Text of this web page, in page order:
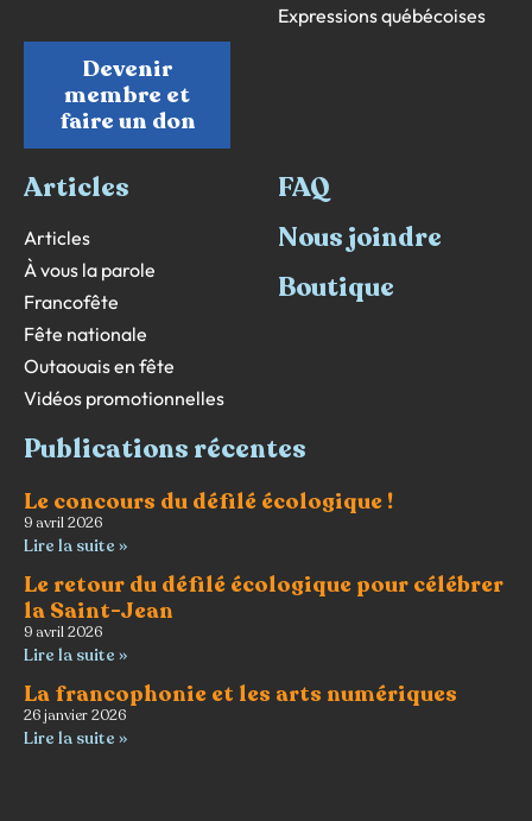
Devenir
membre et
faire un don
Expressions québécoises
Articles
Articles
À vous la parole
Francofête
Fête nationale
Outaouais en fête
Vidéos promotionnelles
FAQ
Nous joindre
Boutique
Publications récentes
Le concours du défilé écologique !
9 avril 2026
Lire la suite »
Le retour du défilé écologique pour célébrer
la Saint-Jean
9 avril 2026
Lire la suite »
La francophonie et les arts numériques
26 janvier 2026
Lire la suite »